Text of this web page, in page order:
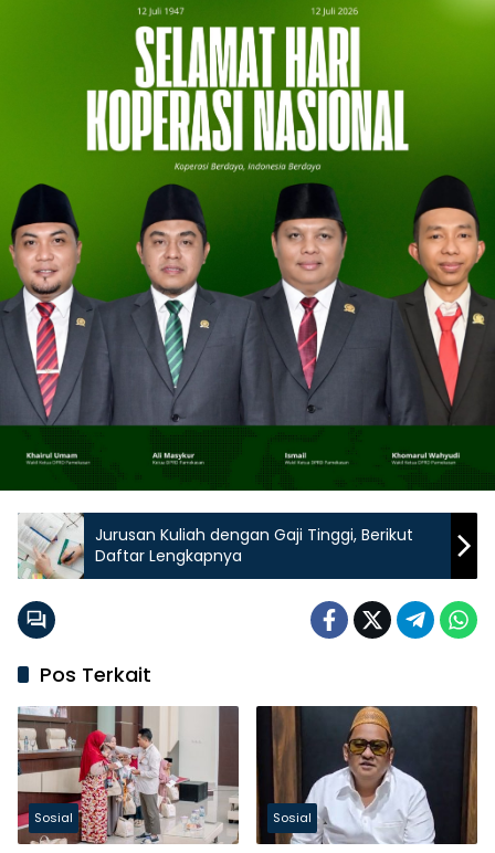
Jurusan Kuliah dengan Gaji Tinggi, Berikut
Daftar Lengkapnya
Pos Terkait
Sosial Sosial